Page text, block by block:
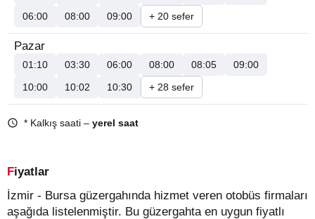
06:00
08:00 09:00 + 20 sefer
Pazar
01:10 03:30 06:00 08:00 08:05
09:00
10:00
10:02 10:30 + 28 sefer
* Kalkış saati – yerel saat
Fiyatlar
İzmir - Bursa güzergahında hizmet veren otobüs firmaları
aşağıda listelenmiştir. Bu güzergahta en uygun fiyatlı